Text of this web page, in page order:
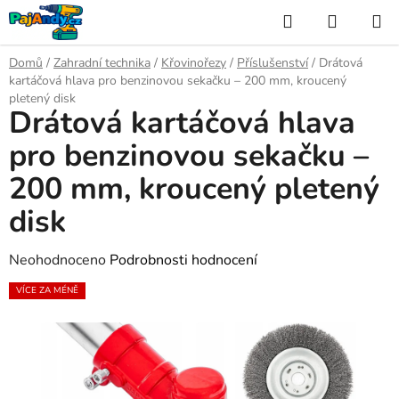
Přejít
na
obsah
Hledat
KOŠÍK
Domů / Zahradní technika / Křovinořezy / Příslušenství / Drátová
kartáčová hlava pro benzinovou sekačku – 200 mm, kroucený
pletený disk
Drátová kartáčová hlava
pro benzinovou sekačku –
200 mm, kroucený pletený
disk
Průměrné
hodnocení
Neohodnoceno Podrobnosti hodnocení
VÍCE ZA MÉNĚ